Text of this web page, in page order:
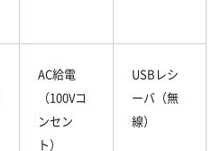
AC給電
（100Vコ
ンセン
ト）
USBレシ
ーバ（無
線）